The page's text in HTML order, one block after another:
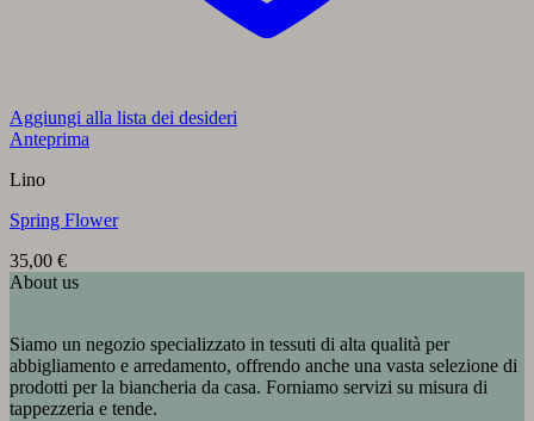
Aggiungi alla lista dei desideri
Anteprima
Lino
Spring Flower
35,00 €
About us
Siamo un negozio specializzato in tessuti di alta qualità per
abbigliamento e arredamento, offrendo anche una vasta selezione di
prodotti per la biancheria da casa. Forniamo servizi su misura di
tappezzeria e tende.